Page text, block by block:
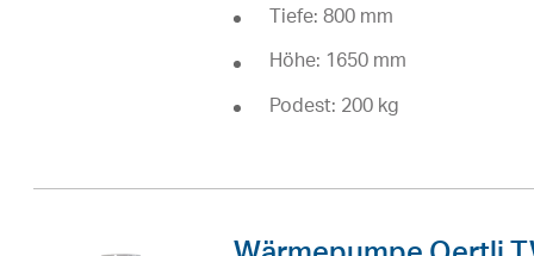
Tiefe: 800 mm
Höhe: 1650 mm
Podest: 200 kg